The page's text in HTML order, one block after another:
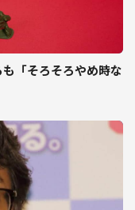
「そろそろやめ時な